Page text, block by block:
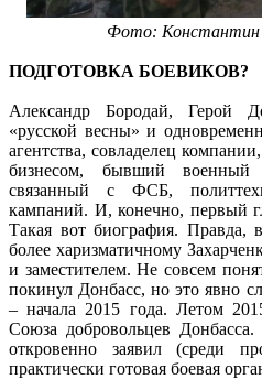
Фото: Константин
ПОДГОТОВКА БОЕВИКОВ?
Александр Бородай, Герой
«русской весны» и
агентства, совладелец
бизнесом, бывший военный
связанный с ФСБ,
кампаний. И, конечно, первый
Такая вот биография. Правда,
более харизматичному
и заместителем. Не совсем
покинул Донбасс, но это явно
– начала 2015 года. Летом
Союза добровольцев
откровенно заявил (среди
практически готовая боевая